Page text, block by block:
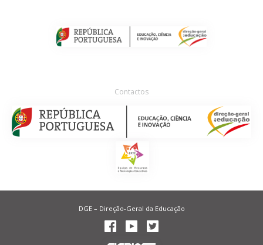
Contactos
DGE – Direção-Geral da Educação